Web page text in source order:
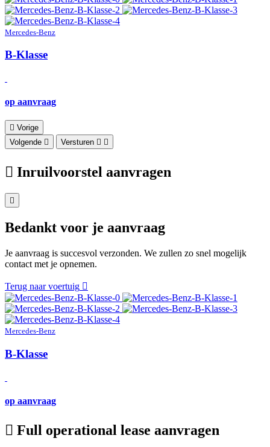
Mercedes-Benz
B-Klasse
op aanvraag
Vorige
Volgende
Versturen
Inruilvoorstel aanvragen
Bedankt voor je aanvraag
Je aanvraag is succesvol verzonden. We zullen zo snel mogelijk
contact met je opnemen.
Terug naar voertuig
Mercedes-Benz
B-Klasse
op aanvraag
Full operational lease aanvragen